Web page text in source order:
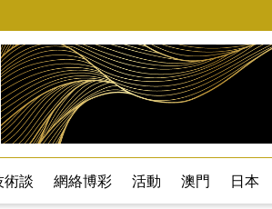
術談 網絡博彩 活動 澳門 日本